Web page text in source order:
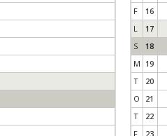
F
16
L
17
S
18
M 19
T
20
O
21
T
22
F
23